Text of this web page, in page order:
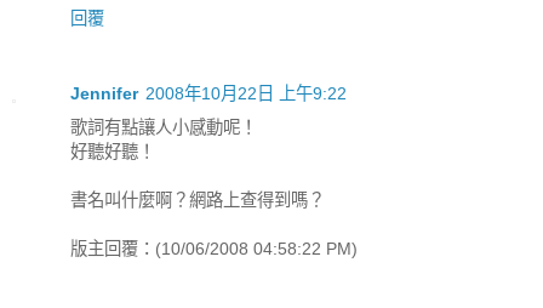
回覆
Jennifer 2008年10月22日 上午9:22
歌詞有點讓人小感動呢！
好聽好聽！
書名叫什麼啊？網路上查得到嗎？
版主回覆：(10/06/2008 04:58:22 PM)